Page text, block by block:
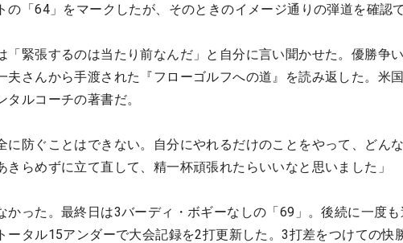
の「64」をマークしたが、そのときのイメージ通りの弾道を確認で
「緊張するのは当たり前なんだ」と自分に言い聞かせた。優勝争
夫さんから手渡された『フローゴルフへの道』を読み返した。米
タルコーチの著書だ。
に防ぐことはできない。自分にやれるだけのことをやって、どん
きらめずに立て直して、精一杯頑張れたらいいなと思いました」
かった。最終日は3バーディ・ボギーなしの「69」。後続に一度
ータル15アンダーで大会記録を2打更新した。3打差をつけての快